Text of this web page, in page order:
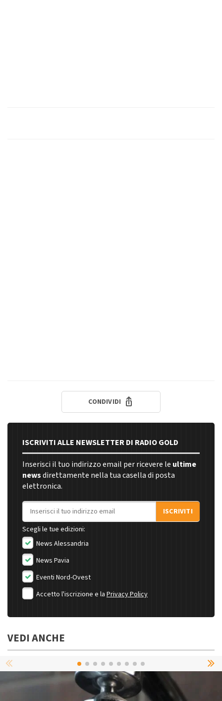
CONDIVIDI
ISCRIVITI ALLE NEWSLETTER DI RADIO GOLD
Inserisci il tuo indirizzo email per ricevere le ultime
newsdirettamente nella tua casella di posta
elettronica.
Indirizzo email
ISCRIVITI
Scegli le tue edizioni:
News Alessandria
News Pavia
Eventi Nord-Ovest
Accetto l'iscrizione e la Privacy Policy
VEDI ANCHE